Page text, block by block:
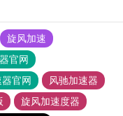
旋风加速
官网
官网
风驰加速器
旋风加速度器